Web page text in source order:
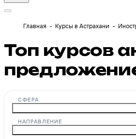
Главная Курсы в Астрахани
Топ курсов
СФЕРА
НАПРАВЛЕНИЕ